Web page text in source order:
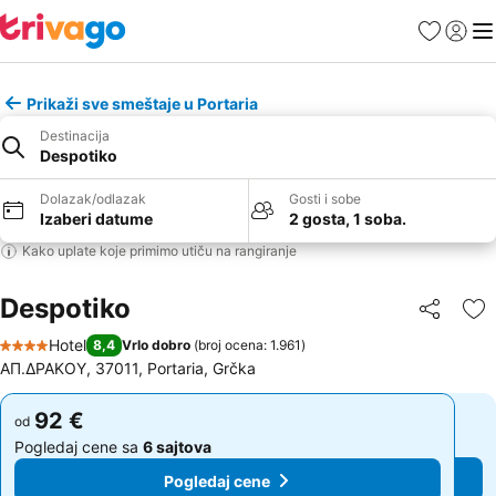
FavoritiPrijavi
Prikaži sve smeštaje u Portaria
Destinacija
Despotiko
Dolazak/odlazak
Izaberi datume
Gosti i sobe
2 gosta, 1 soba.
Kako uplate koje primimo utiču na rangiranje
Despotiko Deli
4 Zvezdice
Hotel 8,4 Vrlo dobro (broj ocena: 1.961)
ΑΠ.ΔΡΑΚΟΥ, 37011, Portaria, Grčka
od 92 €
Pogledaj cene sa 6 sajtova
Pogledaj cene
od 92 €
Pogledaj cene sa 6 sajtova
Pogledaj cene